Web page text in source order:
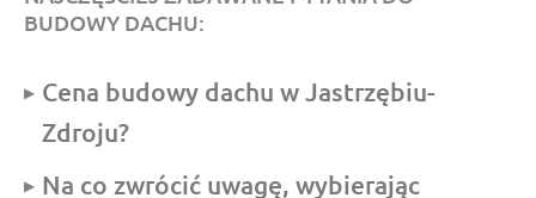
BUDOWY DACHU:
Cena budowy dachu w Jastrzębiu-
Zdroju?
Na co zwrócić uwagę, wybierając